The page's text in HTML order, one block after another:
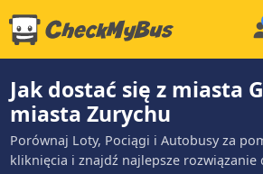
Jak dostać się z miasta
miasta Zurychu
Porównaj Loty, Pociągi i Autobusy za
kliknięcia i znajdź najlepsze rozwiązanie